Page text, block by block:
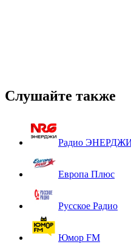
Слушайте также
Радио
Европа Плюс
Русское Радио
Юмор FM